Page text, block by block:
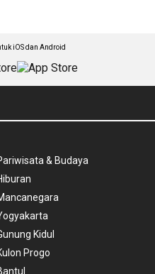
iOS dan Android
& Budaya
Kidul
Progo